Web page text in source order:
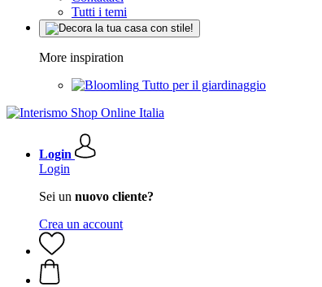
Tutti i temi
More inspiration
Tutto per il giardinaggio
Login
Login
Sei un nuovo cliente?
Crea un account